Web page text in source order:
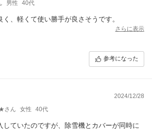
男性 40代
、軽くて使い勝手が良さそうです。
さらに表示
参考になった
2024/12/28
さん
女性 40代
していたのですが、除雪機とカバーが同時に